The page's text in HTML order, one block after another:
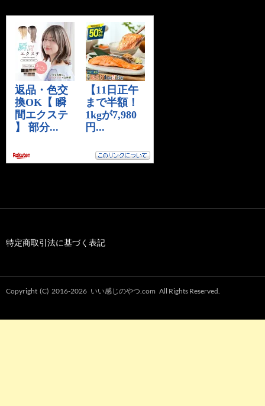
特定商取引法に基づく表記
Copyright (C) 2016-2026 いい感じのやつ.com All Rights Reserved.